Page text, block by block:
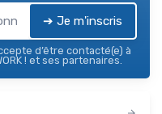
➔ Je m'inscris
d’être contacté(e) à
! et ses partenaires.